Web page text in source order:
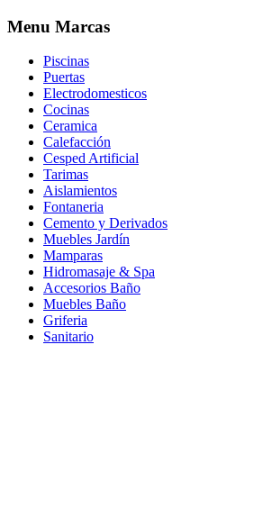
Menu Marcas
Piscinas
Puertas
Electrodomesticos
Cocinas
Ceramica
Calefacción
Cesped Artificial
Tarimas
Aislamientos
Fontaneria
Cemento y Derivados
Muebles Jardín
Mamparas
Hidromasaje & Spa
Accesorios Baño
Muebles Baño
Griferia
Sanitario